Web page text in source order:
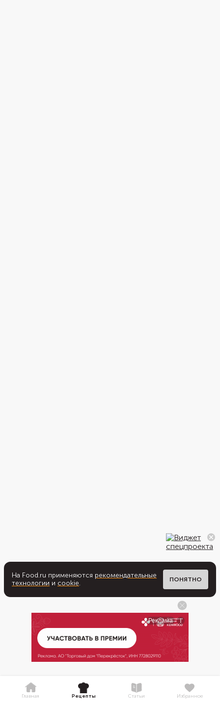
На Food.ru применяются рекомендательные
технологии и cookie. ПОНЯТНО
Главная Рецепты Статьи Избранное